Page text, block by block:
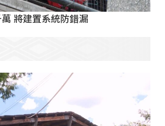
將建置系統防錯漏